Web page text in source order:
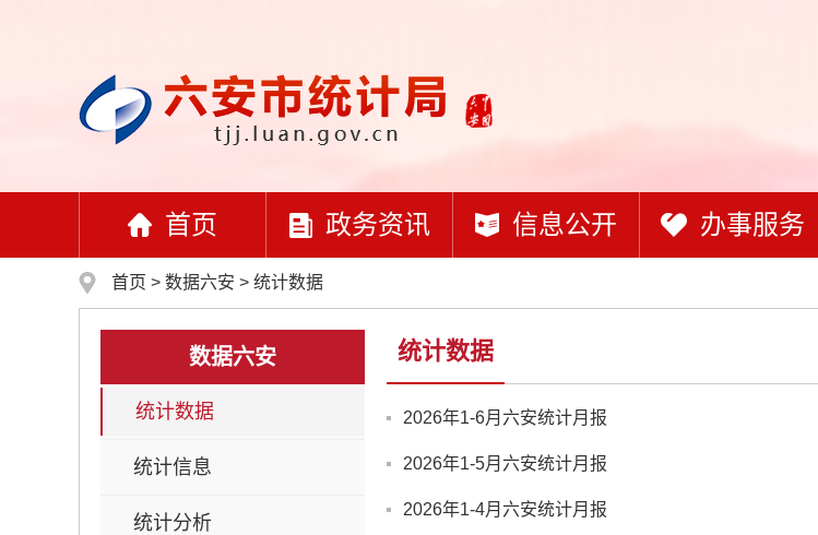
首页 政务资讯 信息公开 办事服务
首页 > 数据六安 > 统计数据
数据六安
统计数据
统计信息
统计分析
统计数据
2026年1-6月六安统计月报
2026年1-5月六安统计月报
2026年1-4月六安统计月报